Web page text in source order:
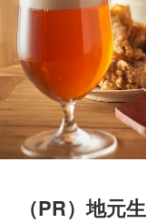
（PR）地元